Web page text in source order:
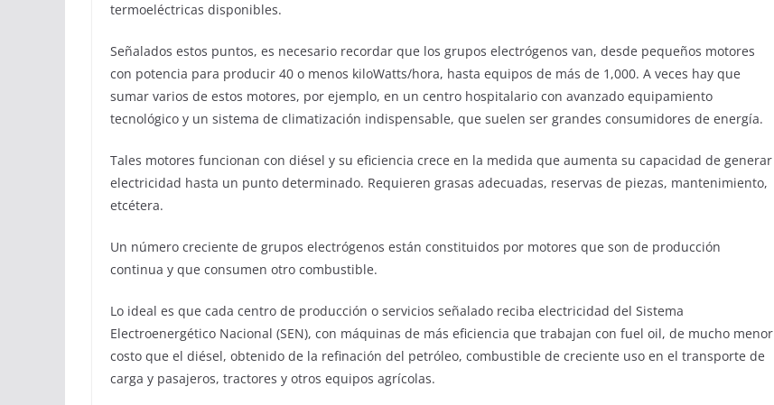
termoeléctricas disponibles.
Señalados estos puntos, es necesario recordar que los grupos electrógenos van, desde pequeños motores
con potencia para producir 40 o menos kiloWatts/hora, hasta equipos de más de 1,000. A veces hay que
sumar varios de estos motores, por ejemplo, en un centro hospitalario con avanzado equipamiento
tecnológico y un sistema de climatización indispensable, que suelen ser grandes consumidores de energía.
Tales motores funcionan con diésel y su eficiencia crece en la medida que aumenta su capacidad de generar
electricidad hasta un punto determinado. Requieren grasas adecuadas, reservas de piezas, mantenimiento,
etcétera.
Un número creciente de grupos electrógenos están constituidos por motores que son de producción
continua y que consumen otro combustible.
Lo ideal es que cada centro de producción o servicios señalado reciba electricidad del Sistema
Electroenergético Nacional (SEN), con máquinas de más eficiencia que trabajan con fuel oil, de mucho menor
costo que el diésel, obtenido de la refinación del petróleo, combustible de creciente uso en el transporte de
carga y pasajeros, tractores y otros equipos agrícolas.